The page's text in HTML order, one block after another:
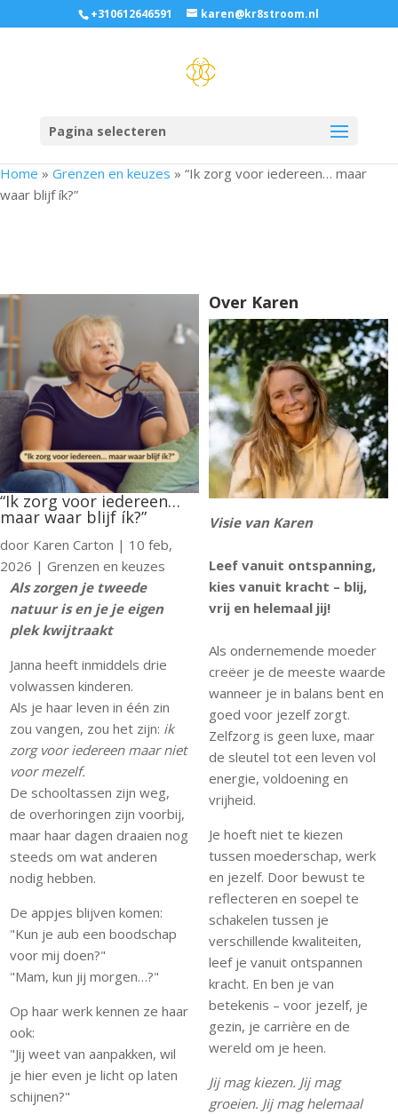
+310612646591 karen@kr8stroom.nl
Pagina selecteren
Home » Grenzen en keuzes » “Ik zorg voor iedereen… maar
waar blijf ík?”
“Ik zorg voor iedereen…
maar waar blijf ík?”
door Karen Carton | 10 feb,
2026 | Grenzen en keuzes
Als zorgen je tweede
natuur is en je je eigen
plek kwijtraakt
Janna heeft inmiddels drie
volwassen kinderen.
Als je haar leven in één zin
zou vangen, zou het zijn: ik
zorg voor iedereen maar niet
voor mezelf.
De schooltassen zijn weg,
de overhoringen zijn voorbij,
maar haar dagen draaien nog
steeds om wat anderen
nodig hebben.
De appjes blijven komen:
"Kun je aub een boodschap
voor mij doen?"
"Mam, kun jij morgen…?"
Op haar werk kennen ze haar
ook:
"Jij weet van aanpakken, wil
je hier even je licht op laten
schijnen?"
Over Karen
Visie van Karen
Leef vanuit ontspanning,
kies vanuit kracht – blij,
vrij en helemaal jij!
Als ondernemende moeder
creëer je de meeste waarde
wanneer je in balans bent en
goed voor jezelf zorgt.
Zelfzorg is geen luxe, maar
de sleutel tot een leven vol
energie, voldoening en
vrijheid.
Je hoeft niet te kiezen
tussen moederschap, werk
en jezelf. Door bewust te
reflecteren en soepel te
schakelen tussen je
verschillende kwaliteiten,
leef je vanuit ontspannen
kracht. En ben je van
betekenis – voor jezelf, je
gezin, je carrière en de
wereld om je heen.
Jij mag kiezen. Jij mag
groeien. Jij mag helemaal